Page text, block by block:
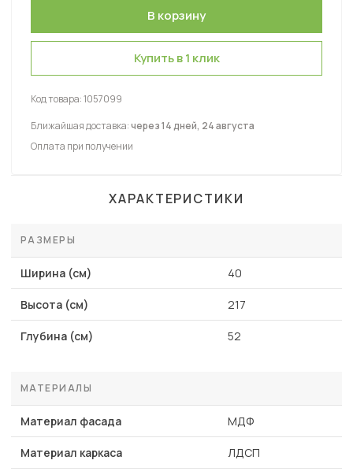
Купить в 1 клик
Код товара:1057099
Ближайшая доставка:через 14 дней, 24 августа
Оплата при получении
ХАРАКТЕРИСТИКИ
РАЗМЕРЫ
Ширина (см) 40
Высота (см) 217
Глубина (см) 52
МАТЕРИАЛЫ
Материал фасада МДФ
Материал каркаса ЛДСП